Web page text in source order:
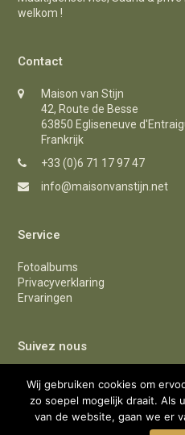
welkom !
Contact
Maison van Stijn
42, Route de Besse
63850 Egliseneuve
Frankrijk
+33 (0)6 71 17 97 47
info@maisonvanstijn.net
Service
Fotoalbums
Privacyverklaring
Ervaringen
Suivez nous
F
a
c
I
n
s
Y
o
u
Wij gebruiken cookies om
zo soepel mogelijk draait. Als
van de website, gaan we er